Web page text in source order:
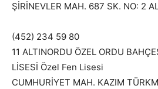
ŞİRİNEVLER MAH. 687 SK. NO: 2
(452) 234 59 80
11 ALTINORDU ÖZEL ORDU
LİSESİ Özel Fen Lisesi
CUMHURİYET MAH. KAZIM